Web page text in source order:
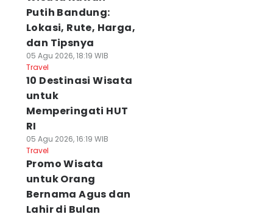
Putih Bandung:
Lokasi, Rute, Harga,
dan Tipsnya
05 Agu 2026, 18:19 WIB
Travel
10 Destinasi Wisata
untuk
Memperingati HUT
RI
05 Agu 2026, 16:19 WIB
Travel
Promo Wisata
untuk Orang
Bernama Agus dan
Lahir di Bulan